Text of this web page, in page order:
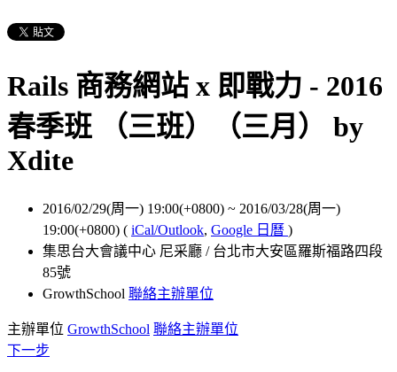
Rails 商務網站 x 即戰力 - 2016
春季班 （三班）（三月） by
Xdite
2016/02/29(周一) 19:00(+0800) ~ 2016/03/28(周一)
19:00(+0800) ( iCal/Outlook, Google 日曆 )
集思台大會議中心 尼采廳 / 台北市大安區羅斯福路四段
85號
GrowthSchool 聯絡主辦單位
主辦單位 GrowthSchool 聯絡主辦單位
下一步